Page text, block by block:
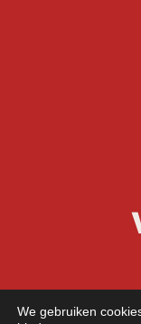
We gebruiken